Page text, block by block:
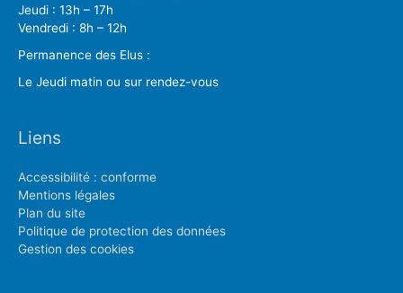
Jeudi : 13h – 17h
Vendredi : 8h – 12h
Permanence des Elus :
Le Jeudi matin ou sur rendez-vous
Liens
Accessibilité : conforme
Mentions légales
Plan du site
Politique de protection des données
Gestion des cookies